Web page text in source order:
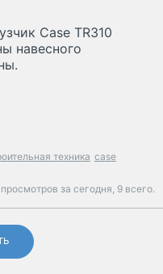
Case TR310
навесного
техника case
просмотров за сегодня, 9 всего.